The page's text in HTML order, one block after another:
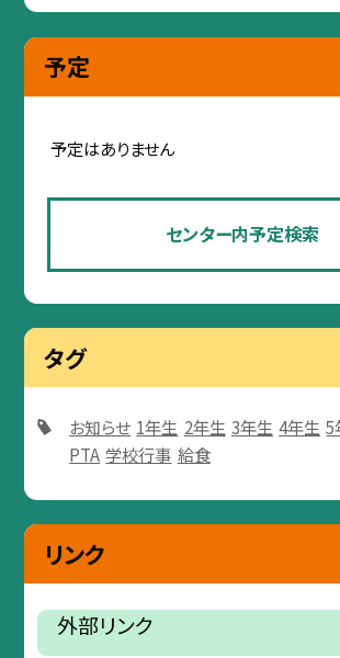
予定
予定はありません
センター内予定検索
タグ
お知らせ 1年生 2年生 3年生 4年生 5
PTA 学校行事 給食
リンク
外部リンク